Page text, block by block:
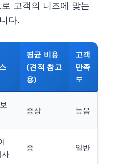
고객의 니즈에 맞는
다.
평균 비용
(견적 참고
용)
고객
만족
도
중상 높음
사
중 일반